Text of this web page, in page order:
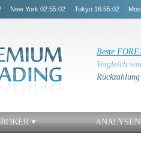
New York 02:55:02 Tokyo 16:55:02
Beste
Vergleich
ANALYSEN